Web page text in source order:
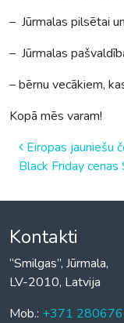
– Jūrmalas pilsētai
– Jūrmalas
– bērnu vecākiem,
Kopā mēs varam!
Post
navigation
Eiropas jauniešu
Black Friday
Kontakti
“Smilgas”, Jūrmala,
LV-2010, Latvija
Mob.: +371